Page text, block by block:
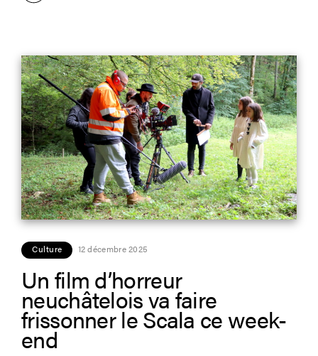
Culture 12 décembre 2025
Un film d’horreur
neuchâtelois va faire
frissonner le Scala ce week-
end